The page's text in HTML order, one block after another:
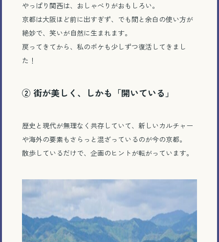
やっぱり関西は、おしゃべりがおもしろい。
京都は大阪ほど前に出すぎず、でも間と余白の使い方が
絶妙で、笑いが自然に生まれます。
戻ってきてから、私のボケも少しずつ復活してきまし
た！
② 街が美しく、しかも「開いている」
歴史と現代が無理なく共存していて、新しいカルチャー
や海外の要素もさらっと混ざっているのが今の京都。
散歩しているだけで、企画のヒントが転がっています。